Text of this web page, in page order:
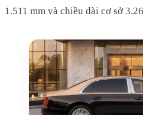
1.511 mm và chiều dài cơ sở